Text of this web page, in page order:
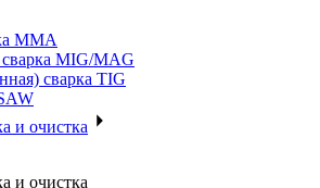
MMA
MIG/MAG
сварка TIG
и очистка
и очистка